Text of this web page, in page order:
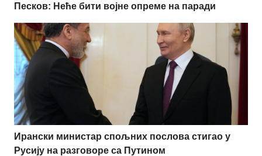
Песков: Неће бити војне опреме на паради
Ирански министар спољних послова стигао у
Русију на разговоре са Путином